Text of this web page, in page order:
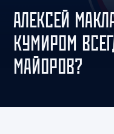
АЛЕКСЕЙ
КУМИРОМ
МАЙОРОВ?